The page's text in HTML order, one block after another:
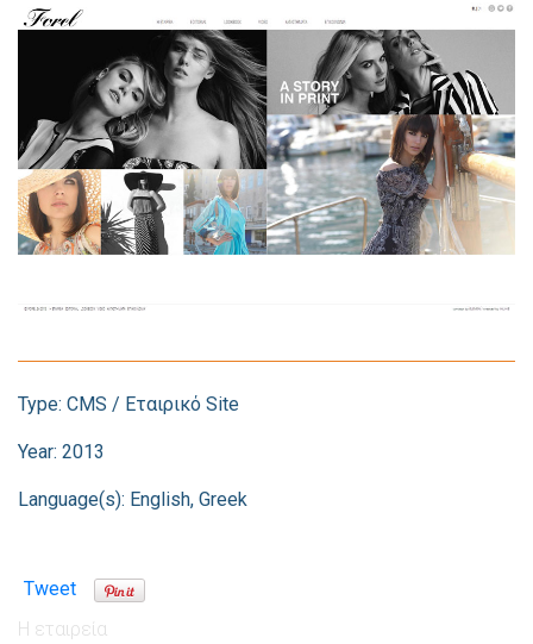
Type: CMS / Εταιρικό Site
Year: 2013
Language(s): English, Greek
Tweet
Η εταιρεία